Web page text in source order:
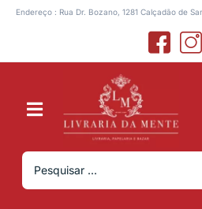
Endereço : Rua Dr. Bozano, 1281 Calçadão de